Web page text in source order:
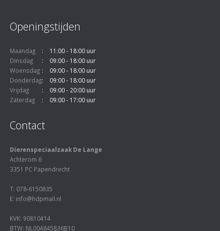
Openingstijden
Maandag
11:00 - 18:00 uur
Dinsdag
09:00 - 18:00 uur
Woensdag
09:00 - 18:00 uur
Donderdag
09:00 - 18:00 uur
Vrijdag
09:00 - 20:00 uur
Zaterdag
09:00 - 17:00 uur
Contact
Dierenspeciaalzaak De Lange
Achterom 6
3351 PC Papendrecht
T: 078-6150835
E: info@hdpmail.nl
KVK: 90810414
BTW: NL004845836B10